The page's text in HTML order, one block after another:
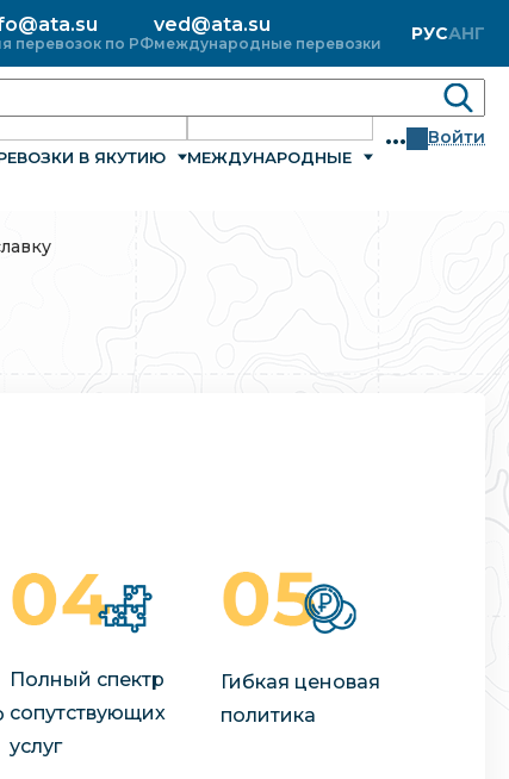
перевозок по РФ
ved@ata.su
международные перевозки РУСАНГ
В ЯКУТИЮ МЕЖДУНАРОДНЫЕ
... Войти
Полный спектр
сопутствующих
услуг
Гибкая ценовая
политика